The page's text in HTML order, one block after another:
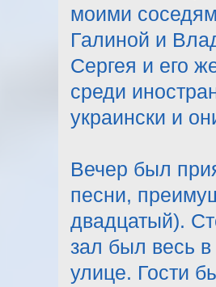
моими
Галиной и
Сергея и его
среди
украински и
Вечер был
песни,
двадцатый).
зал был весь
улице. Гости